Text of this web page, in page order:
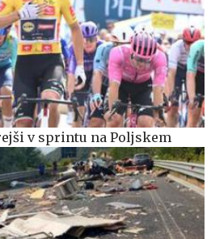
v sprintu na Poljskem